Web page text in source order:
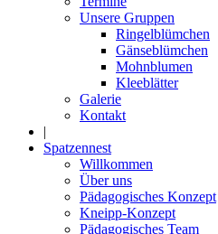
Unsere Gruppen
Ringelblümchen
Gänseblümchen
Mohnblumen
Kleeblätter
Galerie
Kontakt
|
Spatzennest
Willkommen
Über uns
Pädagogisches Konzept
Kneipp-Konzept
Pädagogisches Team